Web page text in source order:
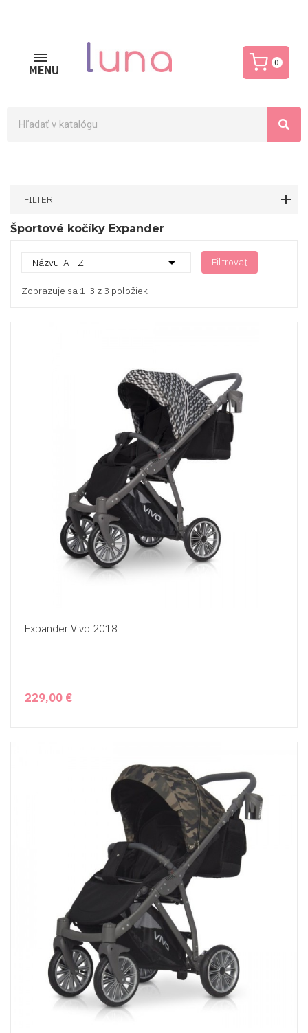
MENU
0
FILTER
Športové kočíky Expander
Názvu: A - Z  Filtrovať
Zobrazuje sa 1-3 z 3 položiek
Expander Vivo 2018
229,00 €